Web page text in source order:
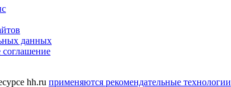
данных
соглашение
hh.ru применяются рекомендательные технологии